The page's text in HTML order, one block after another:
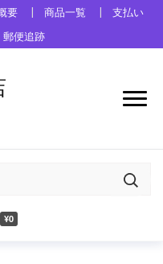
要 商品一覧
支払い
郵便追跡
¥0